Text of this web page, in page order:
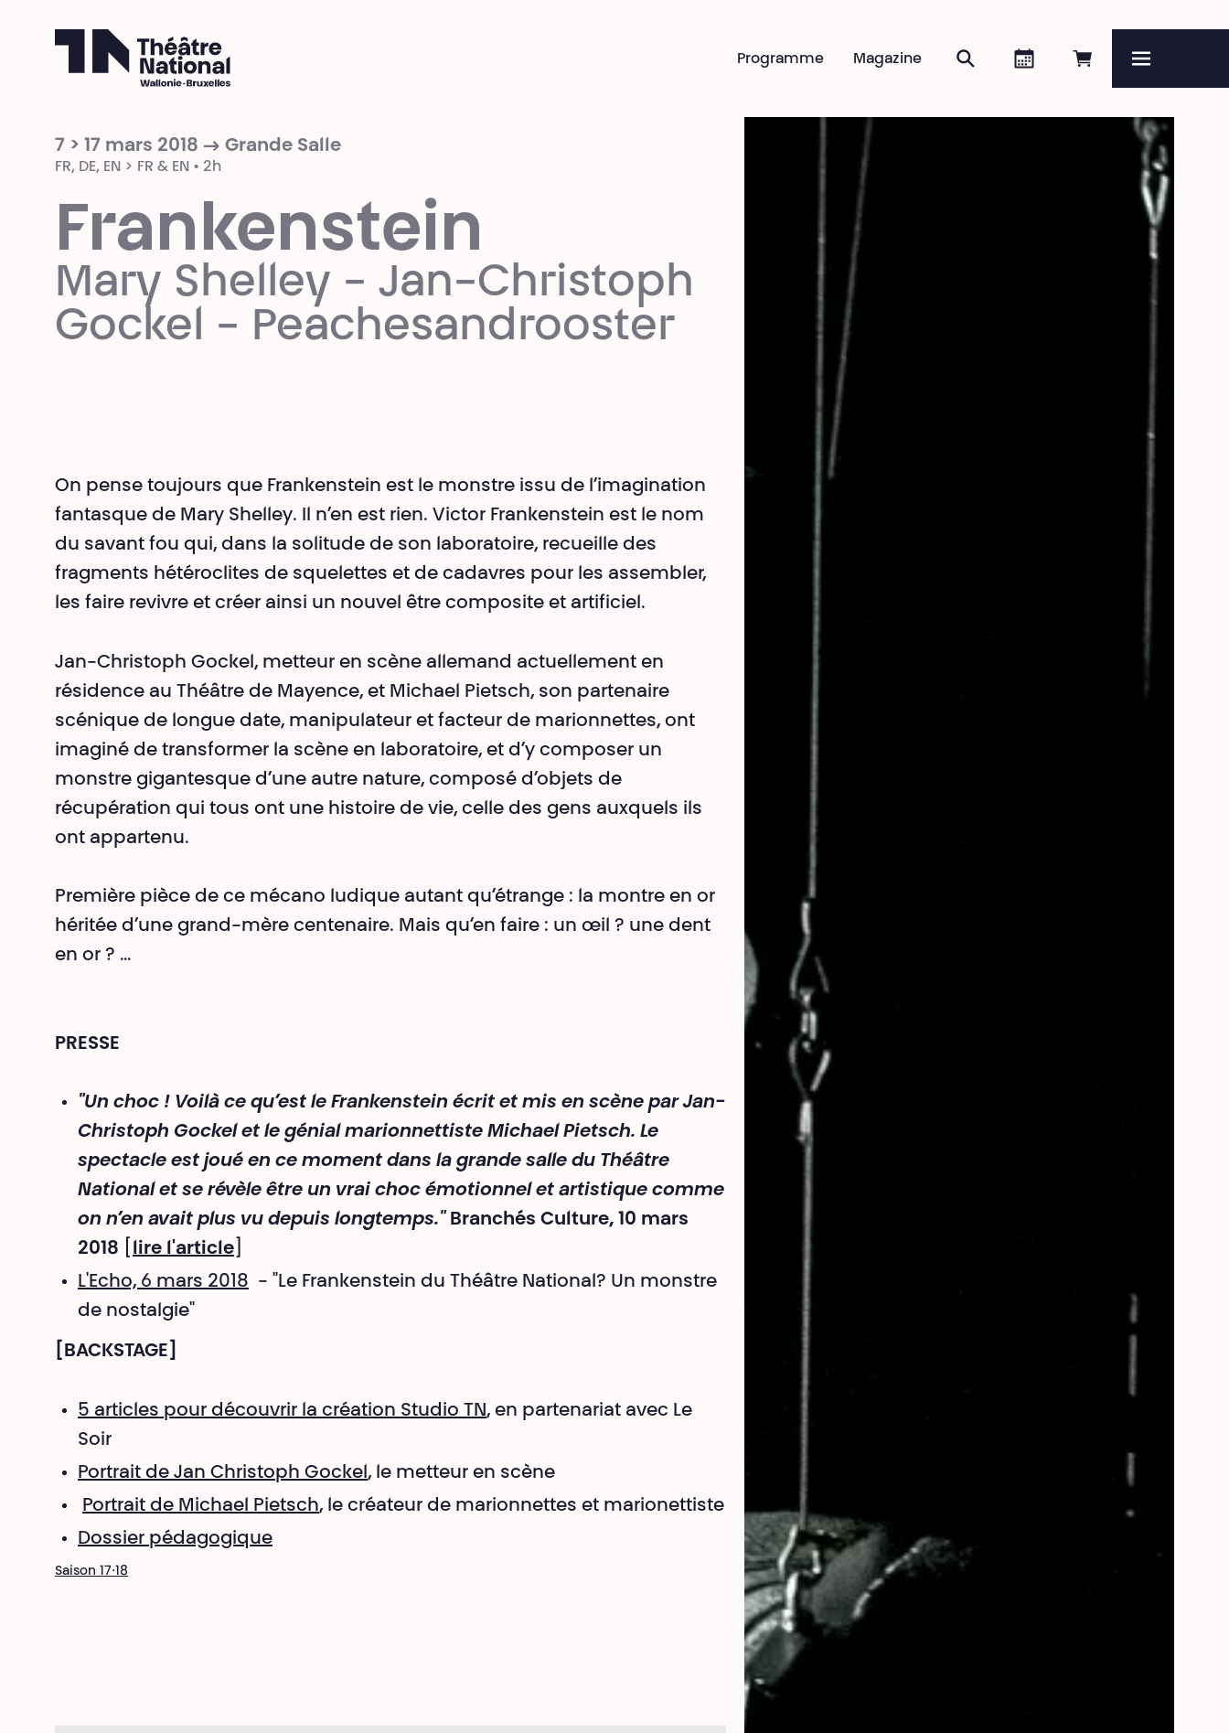
Réserver en ligne
Agenda
Rechercher
Magazine
Programme
7 > 17 mars 2018 → Grande Salle
FR, DE, EN > FR & EN • 2h
Frankenstein
Mary Shelley - Jan-Christoph
Gockel - Peachesandrooster
On pense toujours que Frankenstein est le monstre issu de l’imagination
fantasque de Mary Shelley. Il n’en est rien. Victor Frankenstein est le nom
du savant fou qui, dans la solitude de son laboratoire, recueille des
fragments hétéroclites de squelettes et de cadavres pour les assembler,
les faire revivre et créer ainsi un nouvel être composite et artificiel.
Jan-Christoph Gockel, metteur en scène allemand actuellement en
résidence au Théâtre de Mayence, et Michael Pietsch, son partenaire
scénique de longue date, manipulateur et facteur de marionnettes, ont
imaginé de transformer la scène en laboratoire, et d’y composer un
monstre gigantesque d’une autre nature, composé d’objets de
récupération qui tous ont une histoire de vie, celle des gens auxquels ils
ont appartenu.
Première pièce de ce mécano ludique autant qu’étrange : la montre en or
héritée d’une grand-mère centenaire. Mais qu’en faire : un œil ? une dent
en or ? …
PRESSE
"Un choc ! Voilà ce qu’est le Frankenstein écrit et mis en scène par Jan-
Christoph Gockel et le génial marionnettiste Michael Pietsch. Le
spectacle est joué en ce moment dans la grande salle du Théâtre
National et se révèle être un vrai choc émotionnel et artistique comme
on n’en avait plus vu depuis longtemps." Branchés Culture, 10 mars
2018
lire l'article
L'Echo, 6 mars 2018 - "Le Frankenstein du Théâtre National? Un monstre
de nostalgie"
[BACKSTAGE]
5 articles pour découvrir la création Studio TN , en partenariat avec Le
Soir
Portrait de Jan Christoph Gockel , le metteur en scène
Portrait de Michael Pietsch, le créateur de marionnettes et marionettiste
Dossier pédagogique
Saison 17⋅18